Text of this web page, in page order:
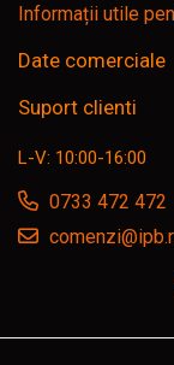
Informații utile
Date comerciale
Suport clienti
L-V: 10:00-16:00
0733 472 472